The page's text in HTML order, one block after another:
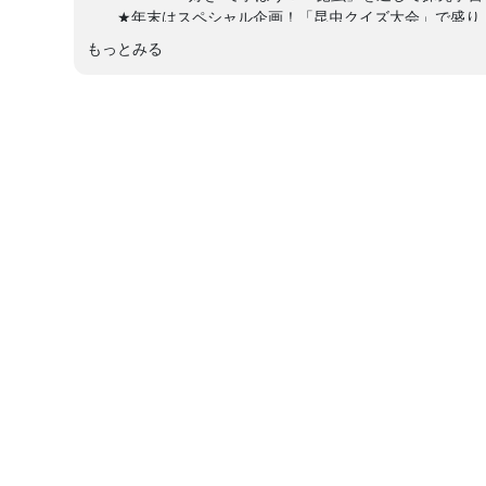
★年末はスペシャル企画！「昆虫クイズ大会」で盛
＼昆虫ハンターvsみなさん、勝つのはどっち
╰━━━━━━━━━━━━━━━━━━━━━━━━━━━━━━━━╯
もっとみる